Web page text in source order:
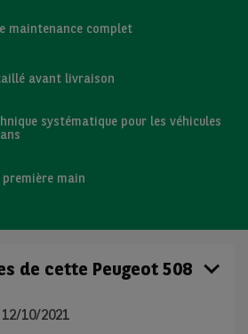
maintenance complet
avant livraison
systématique pour les véhicules
première main
de cette Peugeot 508
12/10/2021